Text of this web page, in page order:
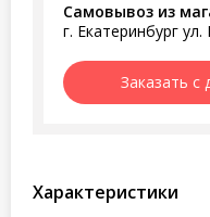
Самовывоз из
г. Екатеринбург
Заказать с
Характеристики